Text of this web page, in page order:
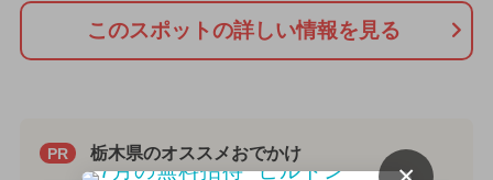
このスポットの詳しい情報を見る
PR 栃木県のオススメおでかけ